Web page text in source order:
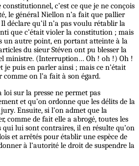
c’est ce que je ne conçois
le général Niellon n’a fait que pallier
déclare qu’il n’a pas voulu rétablir la
que c’était violer la constitution ; mais
un autre point, en portant atteinte à la
du sieur Stéven ont pu blesser la
ministre. (Interruption… Oh ! oh !) Oh !
je puis en parler ainsi ; mais ce n’était
on l’a fait à son égard.
loi sur la presse ne permet pas
et qu’on ordonne que les délits de la
Ensuite, si l’on admet que la
comme de fait elle a abrogé, toutes les
lui sont contraires, il en résulte qu’on
et arrêtés pour établir une espèce de
à l’autorité le droit de suspendre la